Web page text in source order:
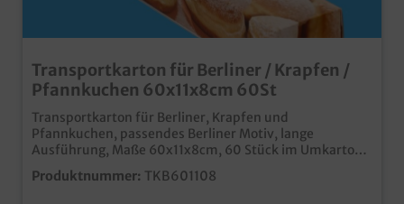
Transportkarton für Berliner / Krapfen /
Pfannkuchen 60x11x8cm 60St
Transportkarton für Berliner, Krapfen und
Pfannkuchen, passendes Berliner Motiv, lange
Ausführung, Maße 60x11x8cm, 60 Stück im Umkarton
Praktische und stabile Transportlösung im
Bäckereibedarf und Konditoreibedarf lange
Produktnummer: TKB601108